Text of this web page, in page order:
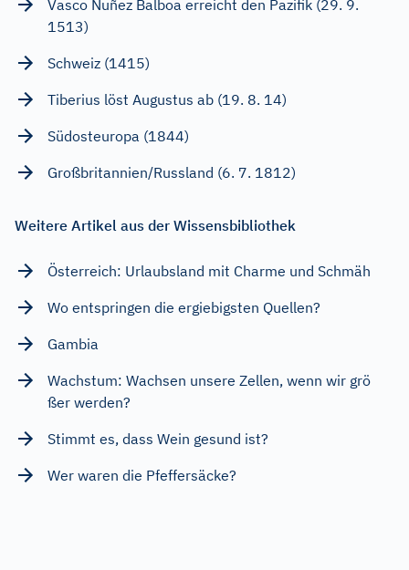
Vasco Nuñez Balboa erreicht den Pazifik (29. 9.
1513)
Schweiz (1415)
Tiberius löst Augustus ab (19. 8. 14)
Südosteuropa (1844)
Großbritannien/Russland (6. 7. 1812)
Weitere Artikel aus der Wissensbibliothek
Österreich: Urlaubsland mit Charme und Schmäh
Wo entspringen die ergiebigsten Quellen?
Gambia
Wachstum: Wachsen unsere Zellen, wenn wir grö
ßer werden?
Stimmt es, dass Wein gesund ist?
Wer waren die Pfeffersäcke?